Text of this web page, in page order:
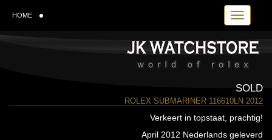
Toggle
HOME
SOLD
ROLEX SUBMARINER 116610LN 2012
Verkeert in topstaat, prachtig!
April 2012 Nederlands geleverd